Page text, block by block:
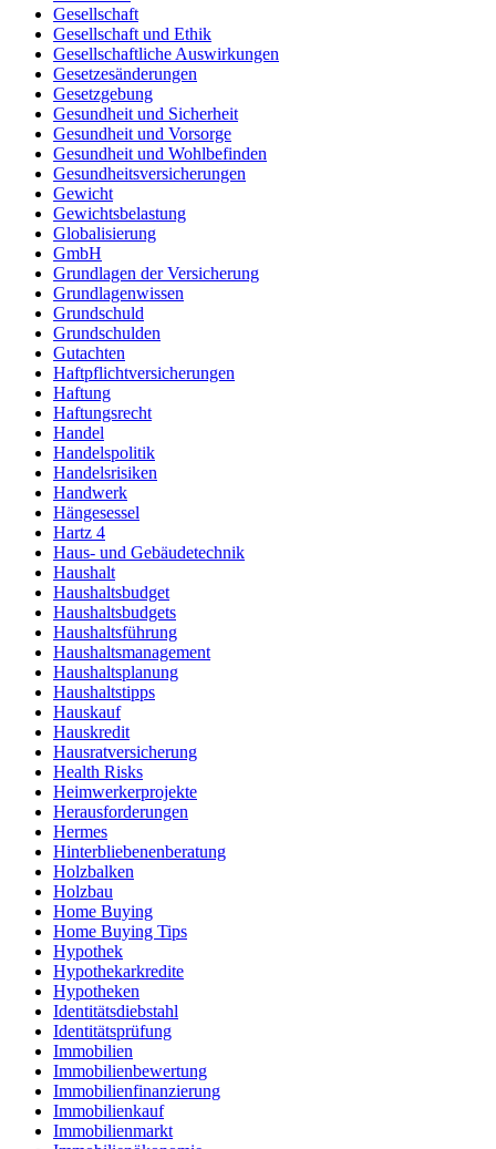
Gesellschaft
Gesellschaft und Ethik
Gesellschaftliche Auswirkungen
Gesetzesänderungen
Gesetzgebung
Gesundheit und Sicherheit
Gesundheit und Vorsorge
Gesundheit und Wohlbefinden
Gesundheitsversicherungen
Gewicht
Gewichtsbelastung
Globalisierung
GmbH
Grundlagen der Versicherung
Grundlagenwissen
Grundschuld
Grundschulden
Gutachten
Haftpflichtversicherungen
Haftung
Haftungsrecht
Handel
Handelspolitik
Handelsrisiken
Handwerk
Hängesessel
Hartz 4
Haus- und Gebäudetechnik
Haushalt
Haushaltsbudget
Haushaltsbudgets
Haushaltsführung
Haushaltsmanagement
Haushaltsplanung
Haushaltstipps
Hauskauf
Hauskredit
Hausratversicherung
Health Risks
Heimwerkerprojekte
Herausforderungen
Hermes
Hinterbliebenenberatung
Holzbalken
Holzbau
Home Buying
Home Buying Tips
Hypothek
Hypothekarkredite
Hypotheken
Identitätsdiebstahl
Identitätsprüfung
Immobilien
Immobilienbewertung
Immobilienfinanzierung
Immobilienkauf
Immobilienmarkt